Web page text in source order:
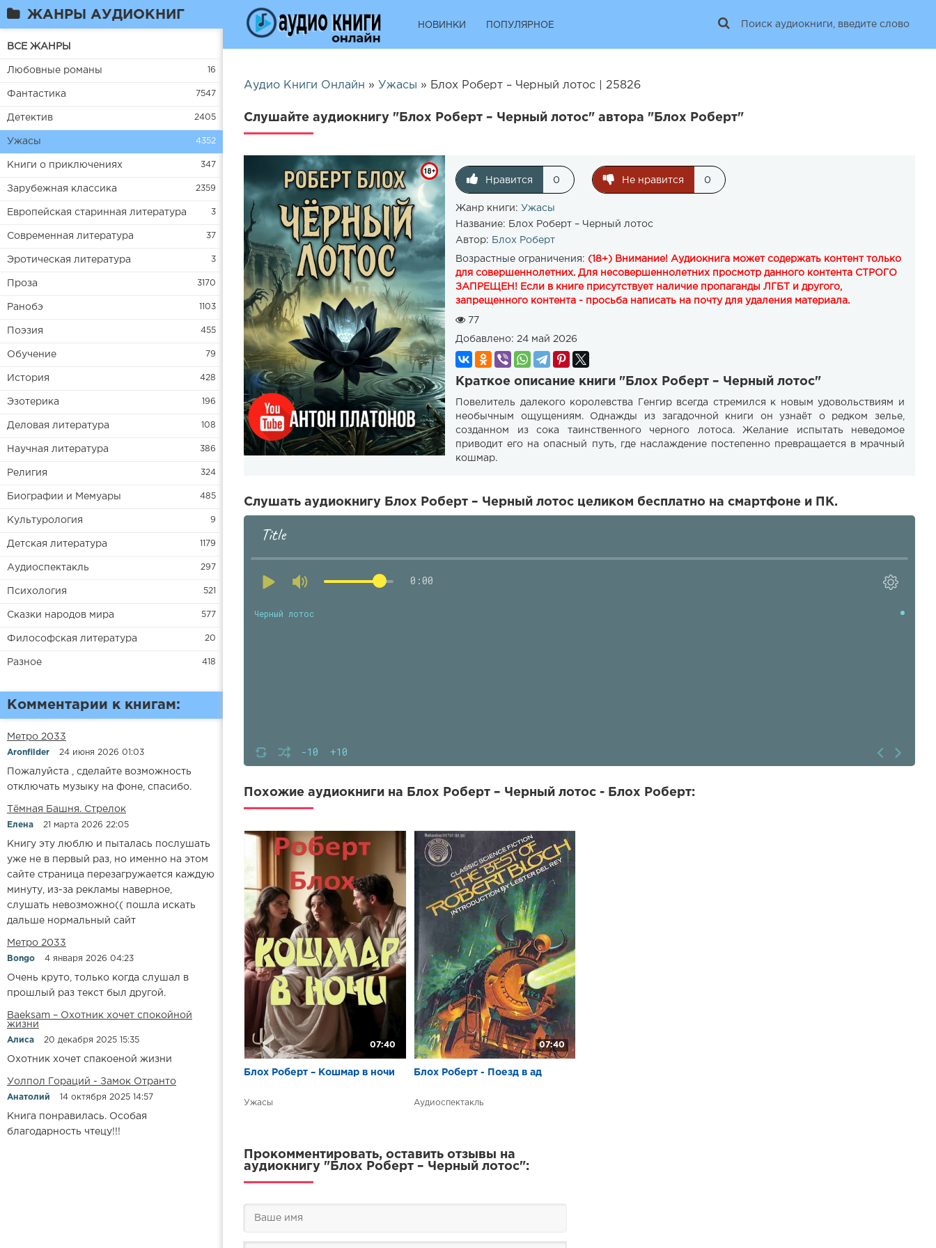
ЖАНРЫ АУДИОКНИГ
ВСЕ ЖАНРЫ
Любовные романы 16
Фантастика 7547
Детектив 2405
Ужасы 4352
Книги о приключениях 347
Зарубежная классика 2359
Европейская старинная литература 3
Современная литература 37
Эротическая литература 3
Проза 3170
Ранобэ 1103
Поэзия 455
Обучение 79
История 428
Эзотерика 196
Деловая литература 108
Научная литература 386
Религия 324
Биографии и Мемуары 485
Культурология 9
Детская литература 1179
Аудиоспектакль 297
Психология 521
Сказки народов мира 577
Философская литература 20
Разное 418
Комментарии к книгам:
Метро 2033
Aronfilder 24 июня 2026 01:03
Пожалуйста , сделайте возможность
отключать музыку на фоне, спасибо.
​​Тёмная Башня. Стрелок
Елена 21 марта 2026 22:05
Книгу эту люблю и пыталась послушать
уже не в первый раз, но именно на этом
сайте страница перезагружается каждую
минуту, из-за рекламы наверное,
слушать невозможно(( пошла искать
дальше нормальный сайт
Метро 2033
Bongo 4 января 2026 04:23
Очень круто, только когда слушал в
прошлый раз текст был другой.
Baeksam – Охотник хочет спокойной
жизни
Алиса 20 декабря 2025 15:35
Охотник хочет спакоеной жизни
Уолпол Гораций - Замок Отранто
Анатолий 14 октября 2025 14:57
Книга понравилась. Особая
благодарность чтецу!!!
НОВИНКИ ПОПУЛЯРНОЕ
Аудио Книги Онлайн » Ужасы » Блох Роберт – Черный лотос | 25826
Слушайте аудиокнигу "Блох Роберт – Черный лотос" автора "Блох Роберт"
Нравится 0 Не нравится 0
Жанр книги: Ужасы
Название: Блох Роберт – Черный лотос
Автор: Блох Роберт
Возрастные ограничения: (18+) Внимание! Аудиокнига может содержать контент только
для совершеннолетних. Для несовершеннолетних просмотр данного контента СТРОГО
ЗАПРЕЩЕН! Если в книге присутствует наличие пропаганды ЛГБТ и другого,
запрещенного контента - просьба написать на почту для удаления материала.
77
Добавлено: 24 май 2026
Краткое описание книги "Блох Роберт – Черный лотос"
Повелитель далекого королевства Генгир всегда стремился к новым удовольствиям и
необычным ощущениям. Однажды из загадочной книги он узнаёт о редком зелье,
созданном из сока таинственного черного лотоса. Желание испытать неведомое
приводит его на опасный путь, где наслаждение постепенно превращается в мрачный
кошмар.
Слушать аудиокнигу Блох Роберт – Черный лотос целиком бесплатно на смартфоне и ПК.
Title
0:00
-10 +10
Черный лотос
Похожие аудиокниги на Блох Роберт – Черный лотос - Блох Роберт:
07:40
Блох Роберт – Кошмар в ночи
Ужасы
07:40
Блох Роберт - Поезд в ад
Аудиоспектакль
Прокомментировать, оставить отзывы на
аудиокнигу "Блох Роберт – Черный лотос":